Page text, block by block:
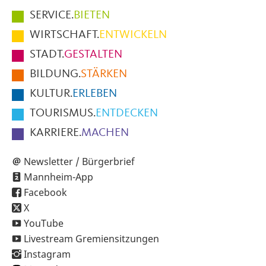
Hauptmenüpunkte
im
Fußbereich
der
Seite
SERVICE.BIETEN
WIRTSCHAFT.ENTWICKELN
STADT.GESTALTEN
BILDUNG.STÄRKEN
KULTUR.ERLEBEN
TOURISMUS.ENTDECKEN
KARRIERE.MACHEN
Newsletter / Bürgerbrief
Mannheim-App
Facebook
X
YouTube
Livestream Gremiensitzungen
Instagram